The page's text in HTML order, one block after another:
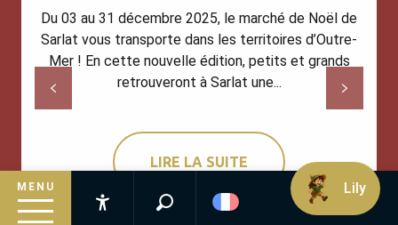
MENU
Recherche
Du 03 au 31 décembre 2025, le marché de Noël de
Sarlat vous transporte dans les territoires d’Outre-
Mer ! En cette nouvelle édition, petits et grands
retrouveront à Sarlat une...
LIRE LA SUITE
Lily